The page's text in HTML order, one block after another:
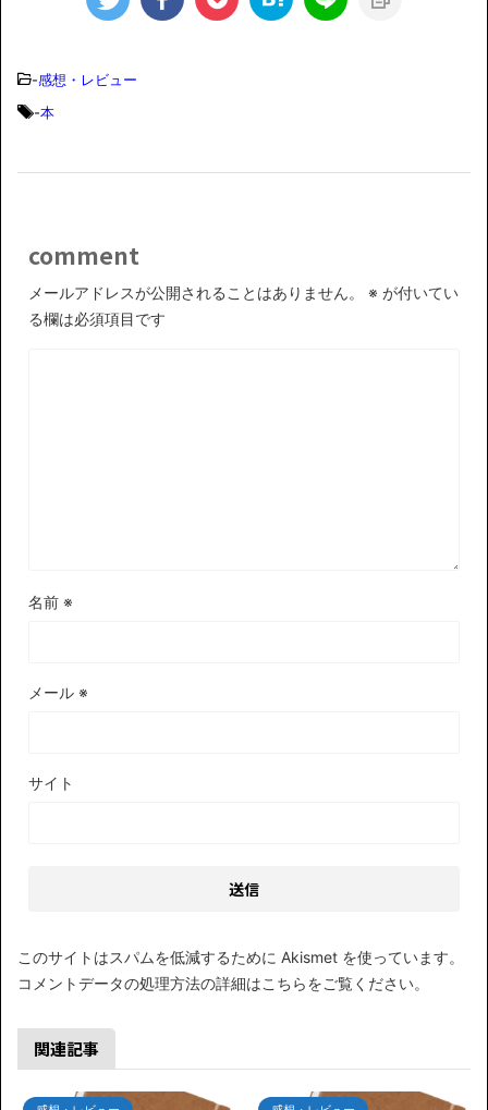
-感想・レビュー
-本
comment
メールアドレスが公開されることはありません。 ※ が付いてい
る欄は必須項目です
名前 ※
メール ※
サイト
このサイトはスパムを低減するために Akismet を使っています。
コメントデータの処理方法の詳細はこちらをご覧ください。
関連記事